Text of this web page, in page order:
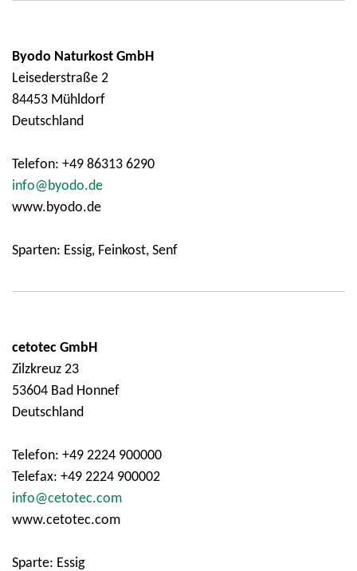
Byodo Naturkost GmbH
Leisederstraße 2
84453 Mühldorf
Deutschland
Telefon: +49 86313 6290
info@byodo.de
www.byodo.de
Sparten: Essig, Feinkost, Senf
cetotec GmbH
Zilzkreuz 23
53604 Bad Honnef
Deutschland
Telefon: +49 2224 900000
Telefax: +49 2224 900002
info@cetotec.com
www.cetotec.com
Sparte: Essig